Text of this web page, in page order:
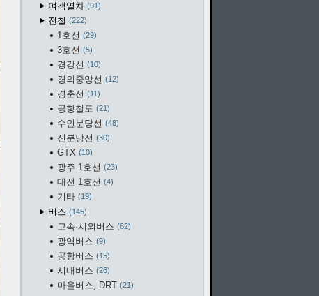
여객열차 91
전철 222
1호선 29
3호선 5
경강선 10
경의중앙선 12
경춘선 11
공항철도 21
수인분당선 48
신분당선 30
GTX 10
광주 1호선 23
대전 1호선 4
기타 19
버스 145
고속·시외버스 62
광역버스 9
공항버스 15
시내버스 26
마을버스, DRT 21